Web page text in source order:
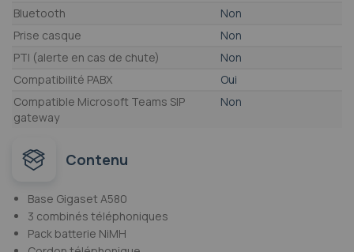
Bluetooth
Non
Prise casque
Non
PTI (alerte en cas de chute)
Non
Compatibilité PABX
Oui
Compatible Microsoft Teams SIP
gateway
Non
Contenu
Base Gigaset A580
3 combinés téléphoniques
Pack batterie NiMH